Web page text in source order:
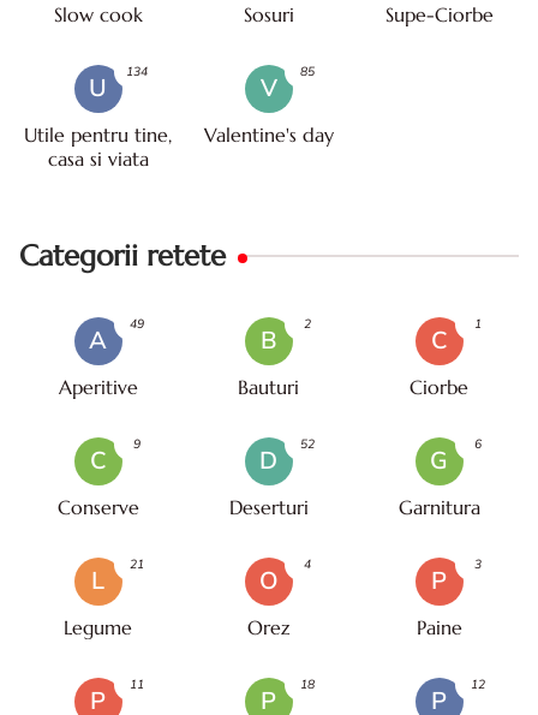
Slow cook Sosuri Supe-Ciorbe
U
Utile pentru tine,
casa si viata
134
V
Valentine's day
85
Categorii retete
A
Aperitive
49
B
Bauturi
2
C
Ciorbe
1
C
Conserve
9
D
Deserturi
52
G
Garnitura
6
L
Legume
21
O
Orez
4
P
Paine
3
P
11
P
18
P
12